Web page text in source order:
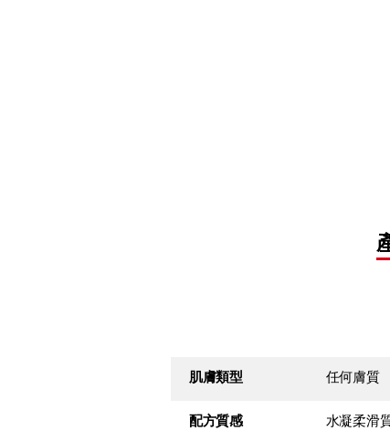
肌膚類型 任何膚質
配方質感 水凝柔滑